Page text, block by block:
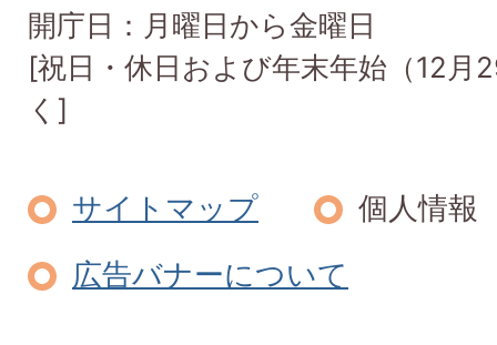
開庁日：月曜日から金曜日
[祝日・休日および年末年始（12月
く]
サイトマップ
個人情報
広告バナーについて